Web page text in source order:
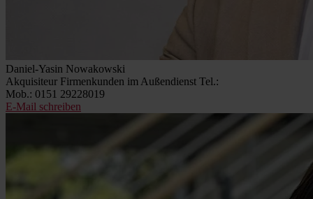
Daniel-Yasin Nowakowski
Akquisiteur Firmenkunden im Außendienst Tel.:
Mob.: 0151 29228019
E-Mail schreiben